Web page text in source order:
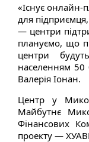
«Існує онлайн-
для
— центри
плануємо, що
центри
населенням 50
Валерія Іонан.
Центр у
Майбутнє
Фінансових
проекту —